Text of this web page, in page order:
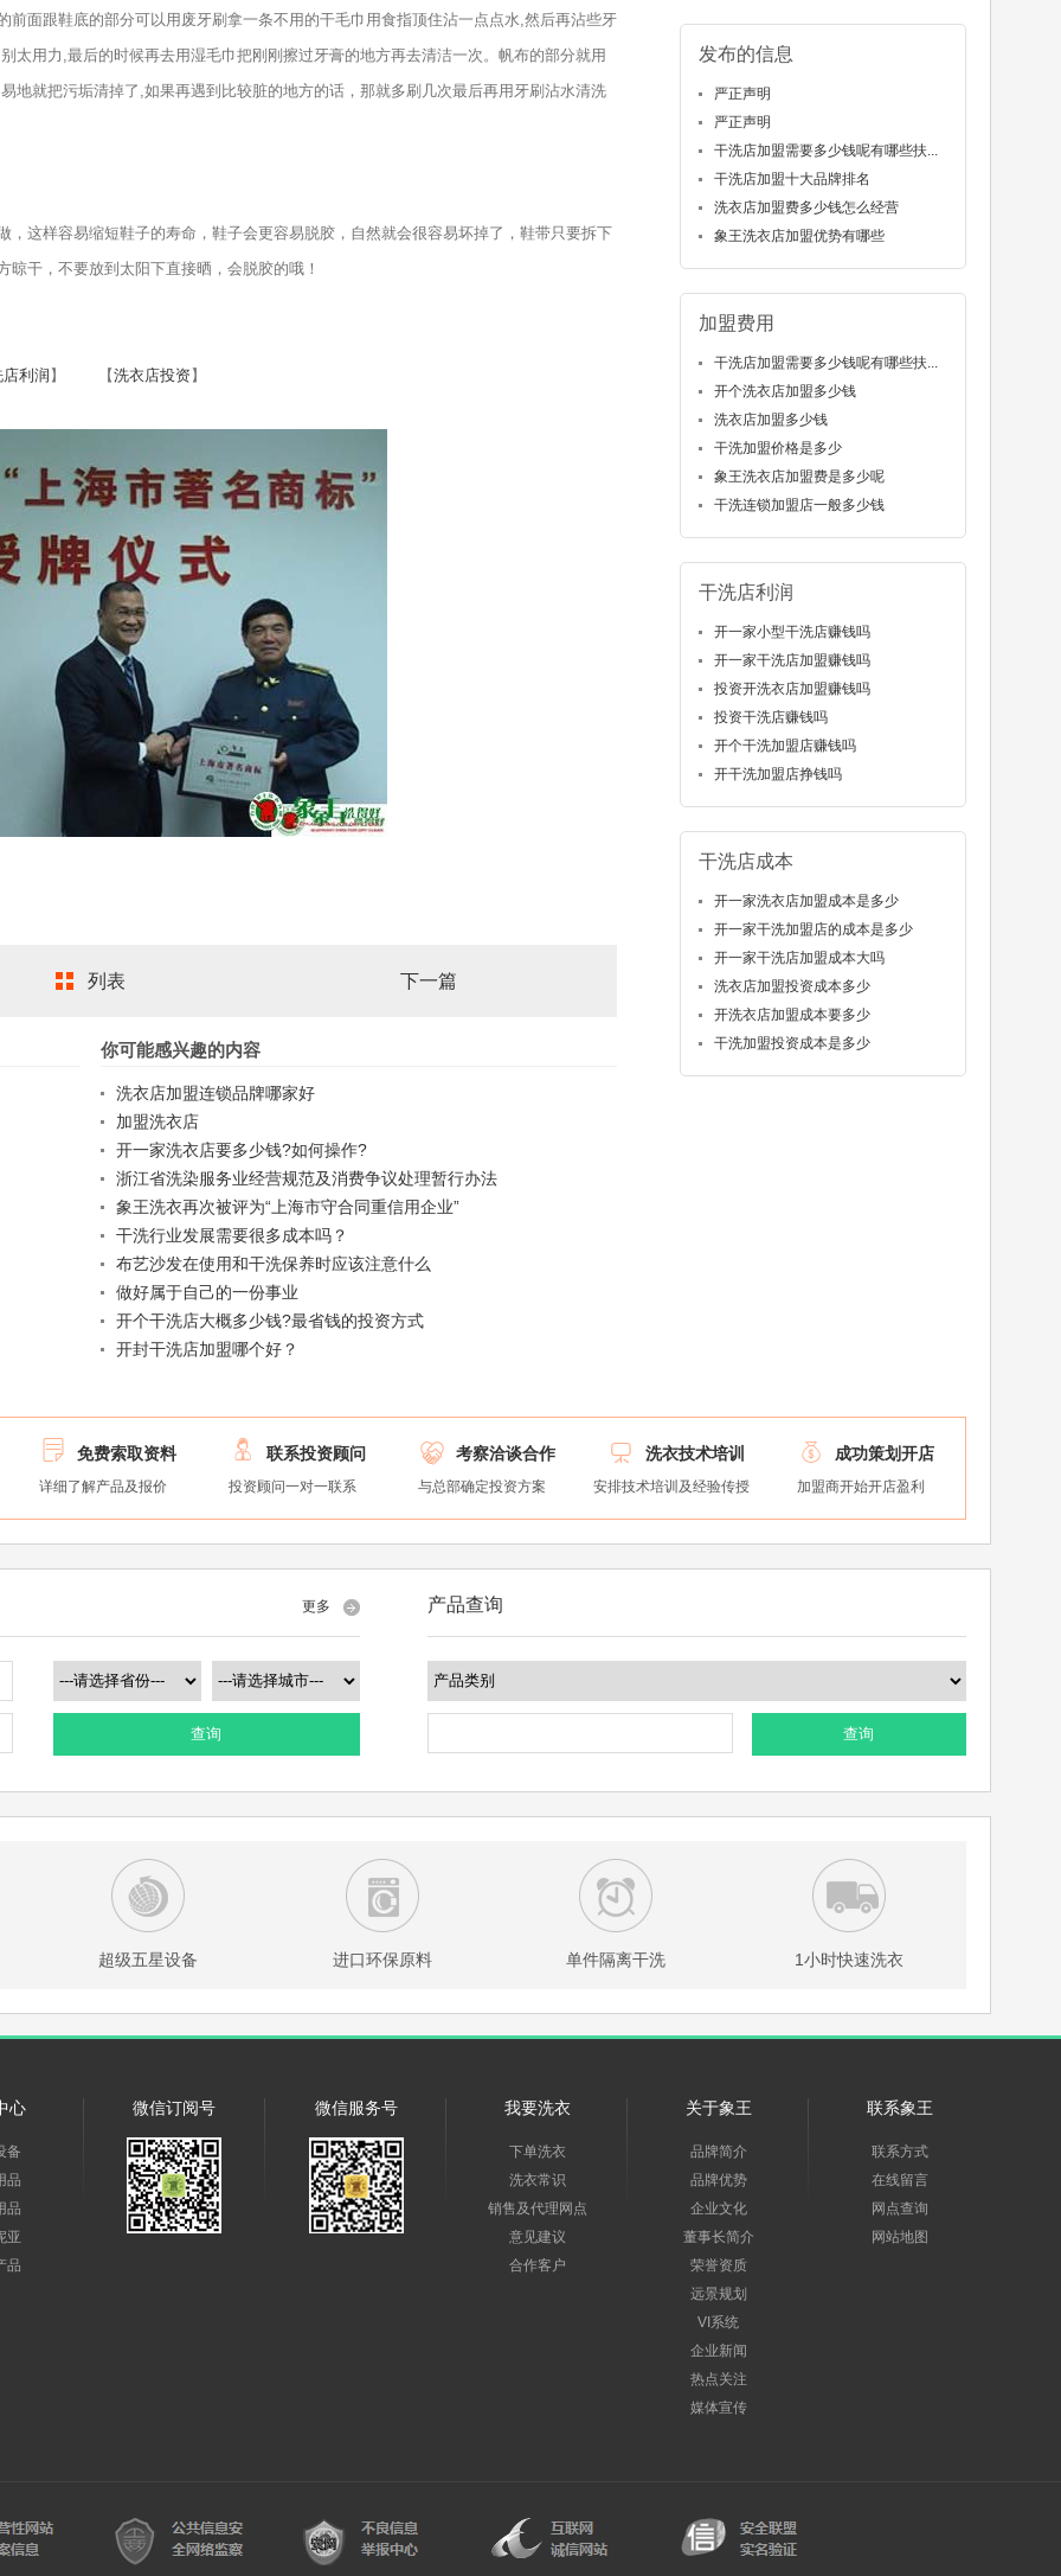
跟鞋底的部分可以用废牙刷拿一条不用的干毛巾用食指顶住沾一点点水,然后再沾些牙
太用力,最后的时候再去用湿毛巾把刚刚擦过牙膏的地方再去清洁一次。帆布的部分就用
地就把污垢清掉了,如果再遇到比较脏的地方的话，那就多刷几次最后再用牙刷沾水清洗
样容易缩短鞋子的寿命，鞋子会更容易脱胶，自然就会很容易坏掉了，鞋带只要拆下
干，不要放到太阳下直接晒，会脱胶的哦！
利润 】 【洗衣店投资 】
列表 下一篇
你可能感兴趣的内容
洗衣店加盟连锁品牌哪家好
加盟洗衣店
开一家洗衣店要多少钱?如何操作?
浙江省洗染服务业经营规范及消费争议处理暂行办法
象王洗衣再次被评为“上海市守合同重信用企业”
干洗行业发展需要很多成本吗？
布艺沙发在使用和干洗保养时应该注意什么
做好属于自己的一份事业
开个干洗店大概多少钱?最省钱的投资方式
开封干洗店加盟哪个好？
发布的信息
严正声明
严正声明
干洗店加盟需要多少钱呢有哪些扶...
干洗店加盟十大品牌排名
洗衣店加盟费多少钱怎么经营
象王洗衣店加盟优势有哪些
加盟费用
干洗店加盟需要多少钱呢有哪些扶...
开个洗衣店加盟多少钱
洗衣店加盟多少钱
干洗加盟价格是多少
象王洗衣店加盟费是多少呢
干洗连锁加盟店一般多少钱
干洗店利润
开一家小型干洗店赚钱吗
开一家干洗店加盟赚钱吗
投资开洗衣店加盟赚钱吗
投资干洗店赚钱吗
开个干洗加盟店赚钱吗
开干洗加盟店挣钱吗
干洗店成本
开一家洗衣店加盟成本是多少
开一家干洗加盟店的成本是多少
开一家干洗店加盟成本大吗
洗衣店加盟投资成本多少
开洗衣店加盟成本要多少
干洗加盟投资成本是多少
 免费索取资料
详细了解产品及报价
 联系投资顾问
投资顾问一对一联系
 考察洽谈合作
与总部确定投资方案
 洗衣技术培训
安排技术培训及经验传授
 成功策划开店
加盟商开始开店盈利
更多
查询
产品查询
查询
超级五星设备 进口环保原料 单件隔离干洗 1小时快速洗衣
心
备
品
品
亚
品
微信订阅号 微信服务号 我要洗衣
下单洗衣
洗衣常识
销售及代理网点
意见建议
合作客户
关于象王
品牌简介
品牌优势
企业文化
董事长简介
荣誉资质
远景规划
VI系统
企业新闻
热点关注
媒体宣传
联系象王
联系方式
在线留言
网点查询
网站地图